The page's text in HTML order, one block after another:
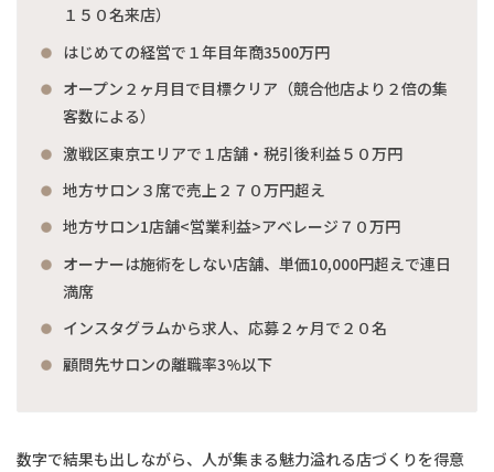
１５０名来店）
はじめての経営で１年目年商3500万円
オープン２ヶ月目で目標クリア（競合他店より２倍の集
客数による）
激戦区東京エリアで１店舗・税引後利益５０万円
地方サロン３席で売上２７０万円超え
地方サロン1店舗<営業利益>アベレージ７０万円
オーナーは施術をしない店舗、単価10,000円超えで連日
満席
インスタグラムから求人、応募２ヶ月で２０名
顧問先サロンの離職率3%以下
数字で結果も出しながら、人が集まる魅力溢れる店づくりを得意